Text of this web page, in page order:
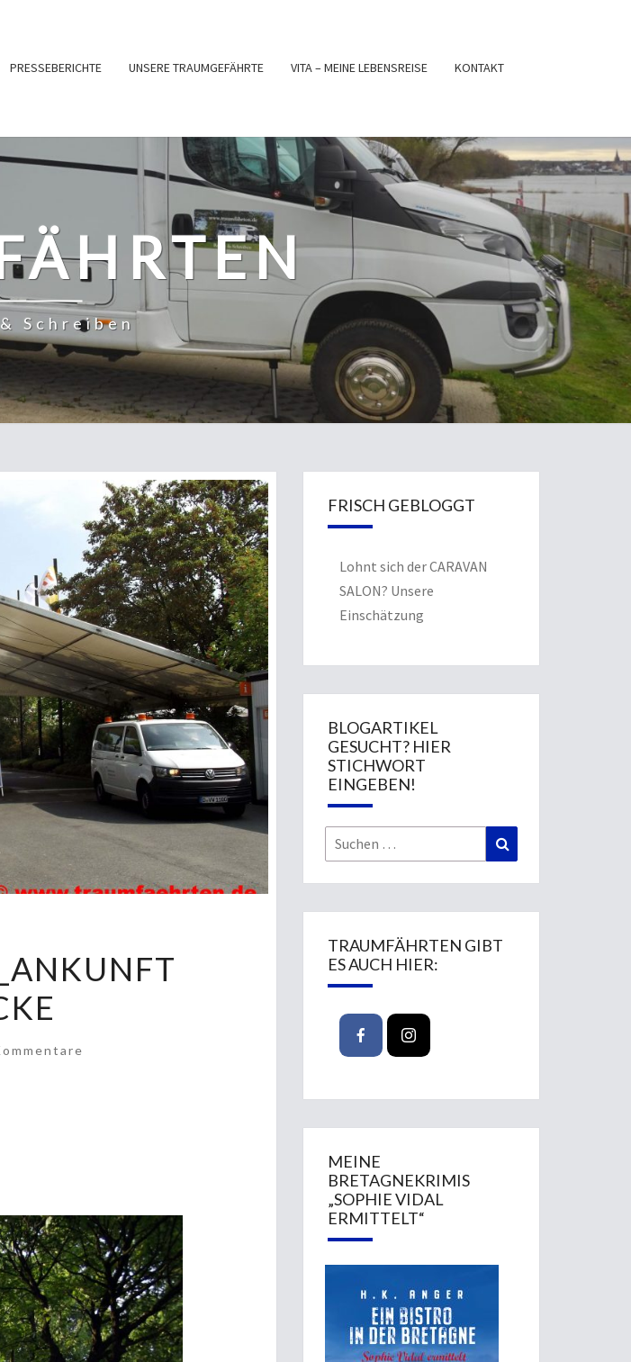
PRESSEBERICHTE UNSERE TRAUMGEFÄHRTE VITA – MEINE LEBENSREISE KONTAKT
Schreiben
FRISCH GEBLOGGT
Lohnt sich der CARAVAN
SALON? Unsere
Einschätzung
BLOGARTIKEL
GESUCHT? HIER
STICHWORT
EINGEBEN!
Suchen
nach:
TRAUMFÄHRTEN GIBT
ES AUCH HIER:
MEINE
BRETAGNEKRIMIS
„SOPHIE VIDAL
ERMITTELT“